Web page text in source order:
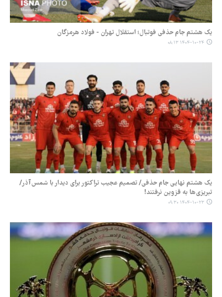
یک هشتم جام حذفی فوتبال؛ استقلال تهران - فولاد هرمزگان
۱۴۰۴-۱۰-۲۴ ۰۸:۱۳
یک هشتم نهایی جام حذفی/ تصمیم عجیب تراکتور برای دیدار با شمس‌آذر/
تبریزی‌ها به قزوین نرفتند!
۱۴۰۴-۱۰-۲۳ ۰۹:۳۰